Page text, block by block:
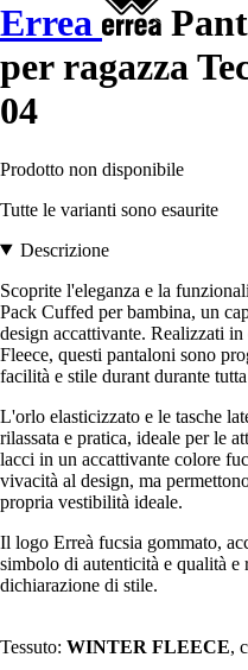
Errea
per ragazza
04
Prodotto non disponibile
Tutte le varianti sono esaurite
Descrizione
Scoprite l'eleganza e la
Pack Cuffed per bambina, un
design accattivante. Realizzati
Fleece, questi pantaloni sono
facilità e stile durant durante
L'orlo elasticizzato e le tasche
rilassata e pratica, ideale per le
lacci in un accattivante colore
vivacità al design, ma
propria vestibilità ideale.
Il logo Erreà fucsia gommato,
simbolo di autenticità e qualità e
dichiarazione di stile.
Tessuto: WINTER FLEECE,